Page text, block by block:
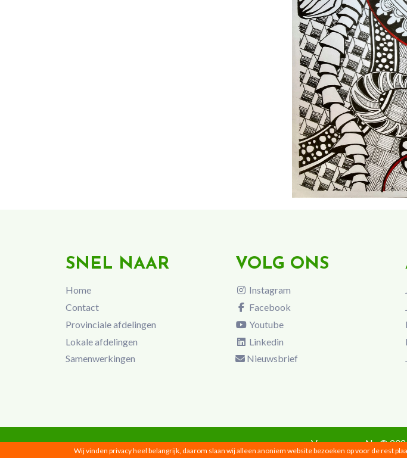
SNEL NAAR
Home
Contact
Provinciale afdelingen
Lokale afdelingen
Samenwerkingen
VOLG ONS
Instagram
Facebook
Youtube
Linkedin
Nieuwsbrief
Vrouwen van Nu ©
Wij vinden privacy heel belangrijk, daarom slaan wij alleen anoniem website bezoeken op voor de rest